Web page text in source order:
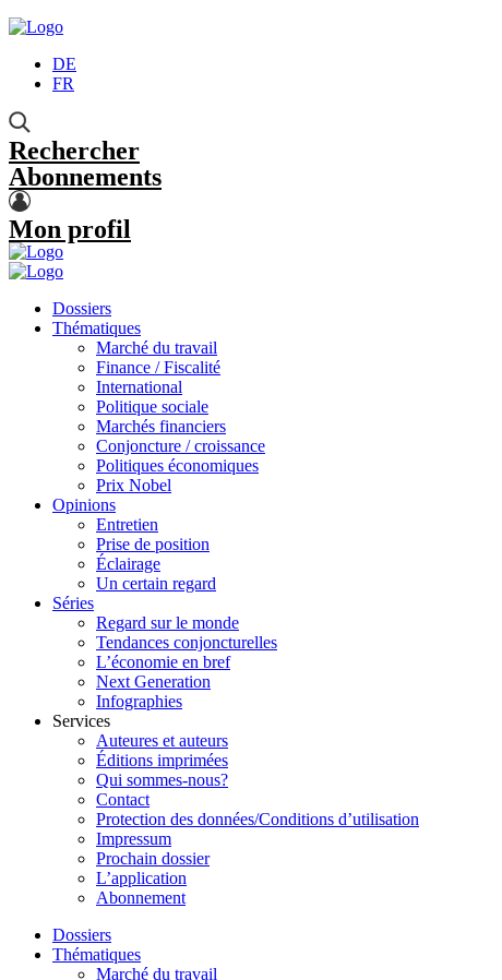
DE
FR
Rechercher
Abonnements
Mon profil
Dossiers
Thématiques
Marché du travail
Finance / Fiscalité
International
Politique sociale
Marchés financiers
Conjoncture / croissance
Politiques économiques
Prix Nobel
Opinions
Entretien
Prise de position
Éclairage
Un certain regard
Séries
Regard sur le monde
Tendances conjoncturelles
L’économie en bref
Next Generation
Infographies
Services
Auteures et auteurs
Éditions imprimées
Qui sommes-nous?
Contact
Protection des données/Conditions d’utilisation
Impressum
Prochain dossier
L’application
Abonnement
Dossiers
Thématiques
Marché du travail